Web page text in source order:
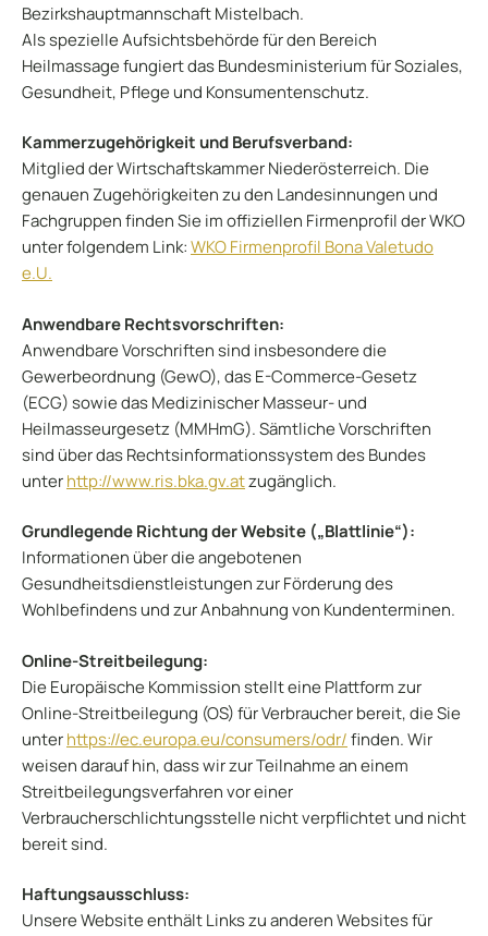
Bezirkshauptmannschaft Mistelbach.
Als spezielle Aufsichtsbehörde für den Bereich
Heilmassage fungiert das Bundesministerium für Soziales,
Gesundheit, Pflege und Konsumentenschutz.
Kammerzugehörigkeit und Berufsverband:
Mitglied der Wirtschaftskammer Niederösterreich. Die
genauen Zugehörigkeiten zu den Landesinnungen und
Fachgruppen finden Sie im offiziellen Firmenprofil der WKO
unter folgendem Link:WKO Firmenprofil Bona Valetudo
e.U.
Anwendbare Rechtsvorschriften:
Anwendbare Vorschriften sind insbesondere die
Gewerbeordnung (GewO), das E-Commerce-Gesetz
(ECG) sowie das Medizinischer Masseur- und
Heilmasseurgesetz (MMHmG). Sämtliche Vorschriften
sind über das Rechtsinformationssystem des Bundes
unterhttp://www.ris.bka.gv.atzugänglich.
Grundlegende Richtung der Website („Blattlinie“):
Informationen über die angebotenen
Gesundheitsdienstleistungen zur Förderung des
Wohlbefindens und zur Anbahnung von Kundenterminen.
Online-Streitbeilegung:
Die Europäische Kommission stellt eine Plattform zur
Online-Streitbeilegung (OS) für Verbraucher bereit, die Sie
unterhttps://ec.europa.eu/consumers/odr/finden. Wir
weisen darauf hin, dass wir zur Teilnahme an einem
Streitbeilegungsverfahren vor einer
Verbraucherschlichtungsstelle nicht verpflichtet und nicht
bereit sind.
Haftungsausschluss:
Unsere Website enthält Links zu anderen Websites für